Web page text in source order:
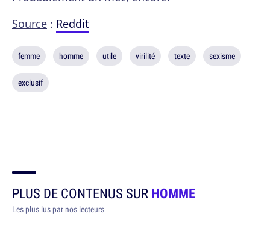
Source : Reddit
femme homme utile virilité texte sexisme
exclusif
PLUS DE CONTENUS SURHOMME
Les plus lus par nos lecteurs